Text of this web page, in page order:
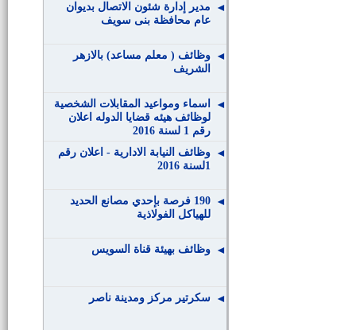
مدير إدارة شئون الاتصال بديوان
عام محافظة بنى سويف
وظائف ( معلم مساعد) بالازهر
الشريف
اسماء ومواعيد المقابلات الشخصية
لوظائف هيئه قضايا الدوله اعلان
رقم 1 لسنة 2016
وظائف النيابة الادارية - اعلان رقم
1لسنة 2016
190 فرصة بإحدي مصانع الحديد
للهياكل الفولاذية
وظائف بهيئة قناة السويس
سكرتير مركز ومدينة ناصر